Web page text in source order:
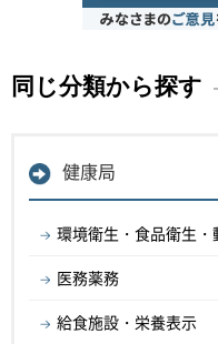
同じ分類から探す
健康局
環境衛生・食品衛生
医務薬務
給食施設・栄養表示